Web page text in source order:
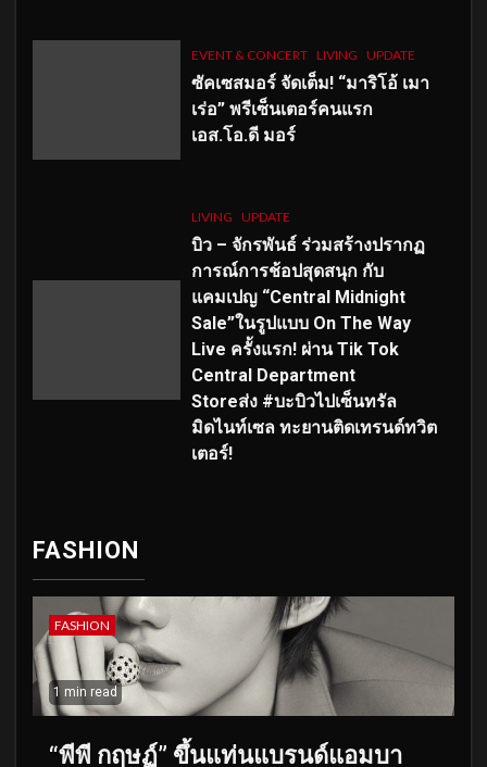
EVENT & CONCERT LIVING UPDATE
ซัคเซสมอร์ จัดเต็ม! “มาริโอ้ เมา
เร่อ” พรีเซ็นเตอร์คนแรก
เอส.โอ.ดี มอร์
LIVING UPDATE
บิว – จักรพันธ์ ร่วมสร้างปรากฏ
การณ์การช้อปสุดสนุก กับ
แคมเปญ “Central Midnight
Sale”ในรูปแบบ On The Way
Live ครั้งแรก! ผ่าน Tik Tok
Central Department
Storeส่ง #บะบิวไปเซ็นทรัล
มิดไนท์เซล ทะยานติดเทรนด์ทวิต
เตอร์!
FASHION
FASHION
1 min read
“พีพี กฤษฏ์” ขึ้นแท่นแบรนด์แอมบา